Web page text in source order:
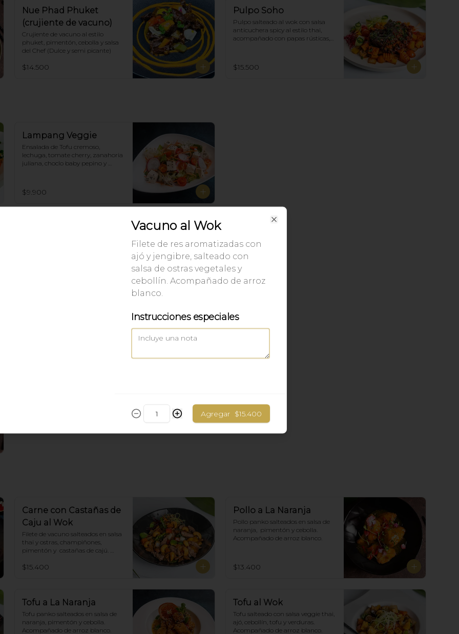
Nue Phad Phuket
(crujiente de vacuno)
Crujiente de vacuno al estilo
phuket, pimentón, cebolla y salsa
del Chef (Dulce y semi picante)
$14.500
Pulpo Soho
Pulpo salteado al wok con salsa
anticuchera spicy al estilo thai,
acompañado con papas rústicas,
$15.500
Lampang Veggie
Ensalada de Tofu cremoso,
lechuga, tomate cherry, zanahoria
juliana, choclo baby pepino y
$9.900
Carne con Castañas de
Caju al Wok
Filete de vacuno salteados en salsa
thai y ostras, champiñones,
pimentón y  castañas de cajú.
$15.400
Pollo a La Naranja
Pollo panko salteados en salsa de
naranja,  pimentón y cebolla.
Acompañado de arroz blanco.
$13.400
Tofu a La Naranja
Tofu panko salteados en salsa de
naranja, pimentón y cebolla.
Acompañado de arroz blanco.
Tofu al Wok
Tofu salteado con salsa veggie thai,
ajó, cebollín, tofu y verduras.
Acompañado de arroz blanco.
Vacuno al Wok
Filete de res aromatizadas con
ajó y jengibre, salteado con
salsa de ostras vegetales y
cebollín. Acompañado de arroz
blanco.
Instrucciones especiales
Agregar $15.400